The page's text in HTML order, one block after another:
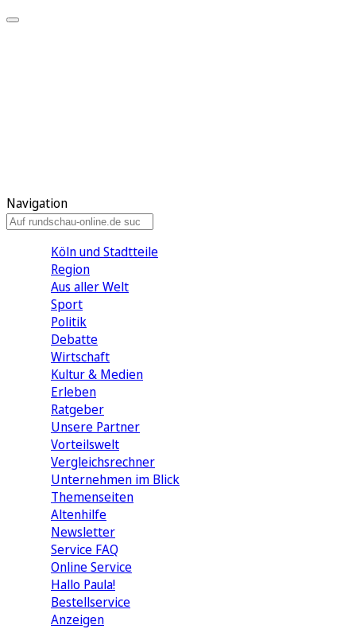
Navigation
Köln und Stadtteile
Region
Aus aller Welt
Sport
Politik
Debatte
Wirtschaft
Kultur & Medien
Erleben
Ratgeber
Unsere Partner
Vorteilswelt
Vergleichsrechner
Unternehmen im Blick
Themenseiten
Altenhilfe
Newsletter
Service FAQ
Online Service
Hallo Paula!
Bestellservice
Anzeigen